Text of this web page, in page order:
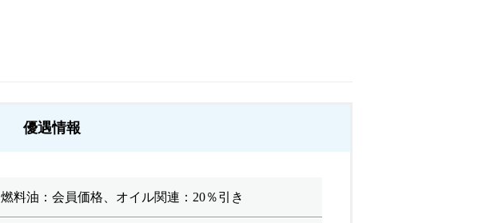
優遇情報
燃料油：会員価格、オイル関連：20％引き